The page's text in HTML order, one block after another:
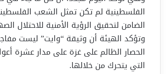
الفلسطينية لم تكن تمثل الشعب
الضامن لتحقيق الرؤية الأمنية للاحتلال
وتؤكد الهيئة أن وثيقة “وايت” ليست
الحصار الظالم على غزة على مدار عشرة
التي يتحرك من خلالها.